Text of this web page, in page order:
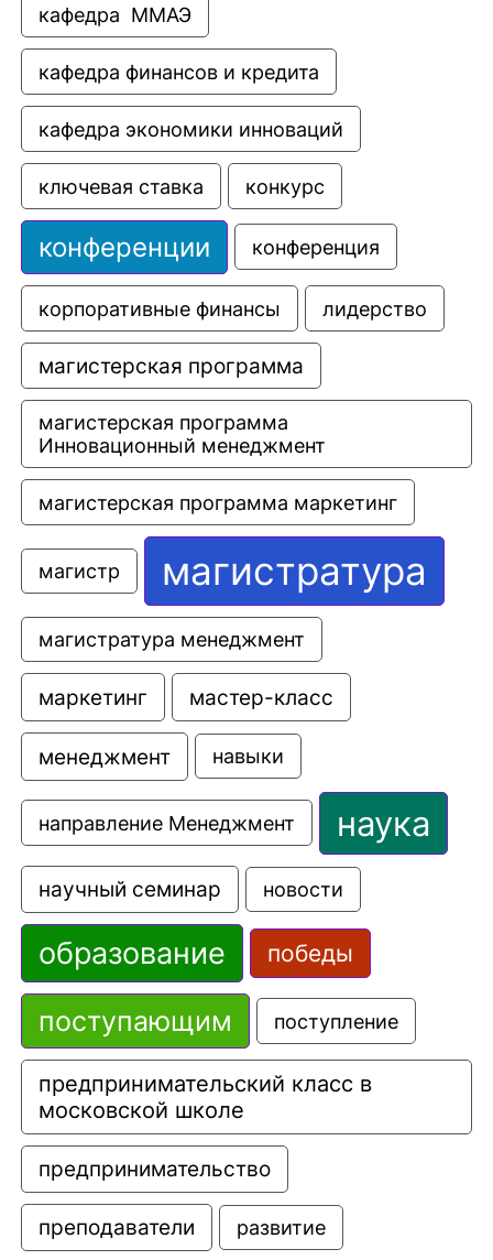
кафедра  ММАЭ
кафедра финансов и кредита
кафедра экономики инноваций
ключевая ставка конкурс
конференции конференция
корпоративные финансы лидерство
магистерская программа
магистерская программа
Инновационный менеджмент
магистерская программа маркетинг
магистр магистратура
магистратура менеджмент
маркетинг мастер-класс
менеджмент навыки
направление Менеджмент наука
научный семинар новости
образование победы
поступающим поступление
предпринимательский класс в
московской школе
предпринимательство
преподаватели развитие